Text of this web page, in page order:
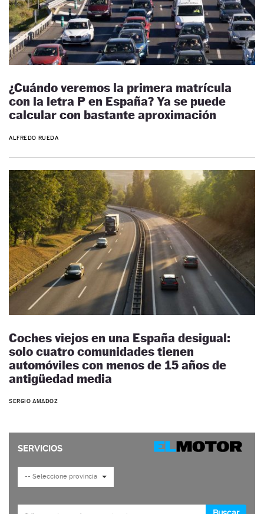
¿Cuándo veremos la primera matrícula
con la letra P en España? Ya se puede
calcular con bastante aproximación
ALFREDO RUEDA
Coches viejos en una España desigual:
solo cuatro comunidades tienen
automóviles con menos de 15 años de
antigüedad media
SERGIO AMADOZ